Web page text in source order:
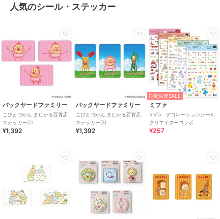
人気のシール・ステッカー
バックヤードファミリー
こびとづかん まじかる百貨店
ステッカー(2)
¥1,392
バックヤードファミリー
こびとづかん まじかる百貨店
ステッカー(3)
¥1,392
期間限定SALE
ミファ
myfa デコレーションシール
クリエイターコラボ
¥257